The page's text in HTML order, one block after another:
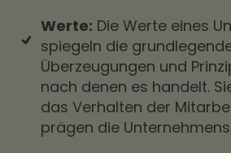
Werte: Die Werte eines
spiegeln die
Überzeugungen und
nach denen es handelt.
das Verhalten der
prägen die